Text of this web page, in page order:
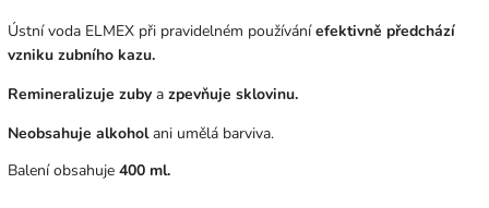
Ústní voda ELMEX při pravidelném používáníefektivně předchází
vzniku zubního kazu.
Remineralizuje zuby a zpevňuje sklovinu.
Neobsahuje alkoholani umělá barviva.
Balení obsahuje 400 ml.